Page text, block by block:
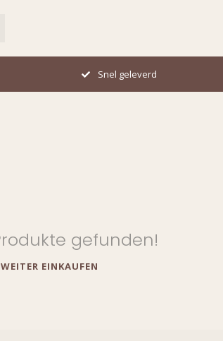
Snel geleverd
gefunden!
WEITER EINKAUFEN